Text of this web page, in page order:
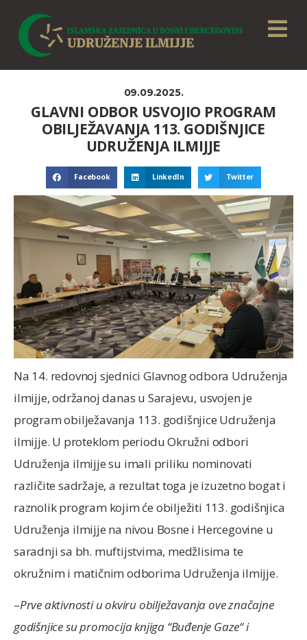
09.09.2025.
GLAVNI ODBOR USVOJIO PROGRAM
OBILJEŽAVANJA 113. GODIŠNJICE
UDRUŽENJA ILMIJJE
Facebook LinkedIn Twitter
Na 14. redovnoj sjednici Glavnog odbora Udruženja
ilmijje, održanoj danas u Sarajevu, usvojen je
program obilježavanja 113. godišnjice Udruženja
ilmijje. U proteklom periodu Okružni odbori
Udruženja ilmijje su imali priliku nominovati
različite sadržaje, a rezultat toga je izuzetno bogat i
raznolik program kojim će obilježiti 113. godišnjica
Udruženja ilmijje na nivou Bosne i Hercegovine u
saradnji sa bh. muftijstvima, medžlisima te
okružnim i matičnim odborima Udruženja ilmijje.
–Prve aktivnosti u okviru obilježavanja ove značajne
godišnjice su promocija knjiga “Buđenje Gaze“ i